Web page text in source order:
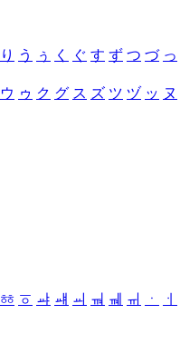
り う ぅ く ぐ す ず つ づ っ
ウ ゥ ク グ ス ズ ツ ヅ ッ ヌ
ㆅ ㆆ ㆇ ㆈ ㆉ ㆊ ㆋ ㆌ ㆍ
ㆎ